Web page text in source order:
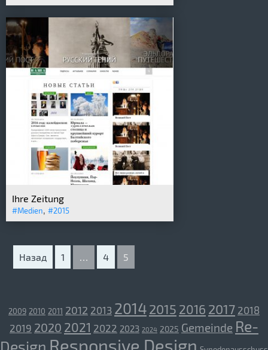
Ihre Zeitung
#Medien, #2015
Назад 1 … 4 5
2009 2010 2011 2012 2013 20142015 2016 2017 2018
2019 2020 2021 2022 2023 2024 2025 Gemeinde Re-
Design Responsive Design